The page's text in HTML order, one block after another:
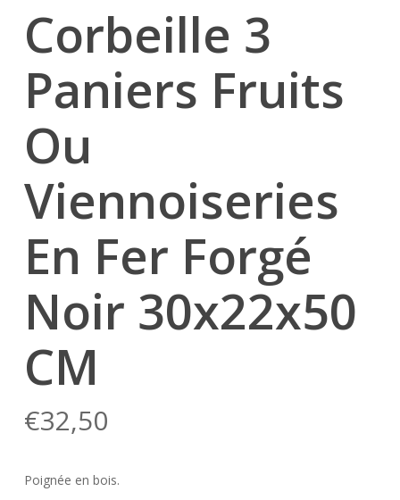
Corbeille 3
Paniers Fruits
Ou
Viennoiseries
En Fer Forgé
Noir 30x22x50
CM
€32,50
Poignée en bois.